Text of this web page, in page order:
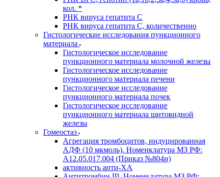
кол. *
РНК вируса гепатита C
РНК вируса гепатита C, количественно
Гистологические исследования пункционного
материала
Гистологическое исследование
пункционного материала молочной железы
Гистологическое исследование
пункционного материала печени
Гистологическое исследование
пункционного материала почек
Гистологическое исследование
пункционного материала щитовидной
железы
Гомеостаз
Агрегация тромбоцитов, индуцированная
АДФ (10 мкмоль). Номенклатура МЗ РФ:
A12.05.017.004 (Приказ №804н)
активность анти-ХА